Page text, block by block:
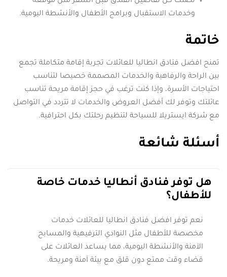
وخدمات الاستقبال وبرامج الأطفال والأنشطة اليومية.
خاتمة
تمنح افضل فنادق انطاليا للعائلات تجربة إقامة متكاملة تجمع
بين الراحة والرفاهية والخدمات المصممة خصيصا لتناسب
احتياجات الأسرة، وإذا كنت ترغب في حجز إقامة مريحة تناسب
عائلتك وتوفر لك أفضل العروض والخدمات لا تتردد في التواصل
مع شركة ايستريلا للسياحة لتنظيم رحلتك بكل احترافية.
أسئلة شائعة
هل توفر فنادق أنطاليا خدمات خاصة
للأطفال؟
نعم توفر افضل فنادق انطاليا للعائلات خدمات
مخصصة للأطفال مثل النوادي الترفيهية والمسابح
الآمنة والأنشطة اليومية، مما يساعد العائلات على
قضاء وقت ممتع دون قلق مع بيئة آمنة ومريحة.